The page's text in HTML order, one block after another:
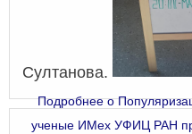
Султанова.
Подробнеео
ученые ИМех УФИЦ РАН